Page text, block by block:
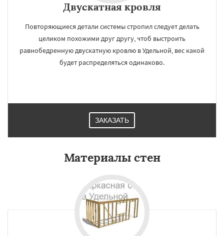
Двускатная кровля
Повторяющиеся детали системы стропил следует делать
целиком похожими друг другу, чтоб выстроить
равнобедренную двускатную кровлю в Удельной, вес какой
будет распределяться одинаково.
ЗАКАЗАТЬ
Материалы стен